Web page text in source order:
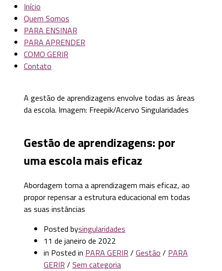
Início
Quem Somos
PARA ENSINAR
PARA APRENDER
COMO GERIR
Contato
A gestão de aprendizagens envolve todas as áreas
da escola. Imagem: Freepik/Acervo Singularidades
Gestão de aprendizagens: por
uma escola mais eficaz
Abordagem torna a aprendizagem mais eficaz, ao
propor repensar a estrutura educacional em todas
as suas instâncias
Posted bysingularidades
11 de janeiro de 2022
in Posted in PARA GERIR / Gestão / PARA
GERIR / Sem categoria